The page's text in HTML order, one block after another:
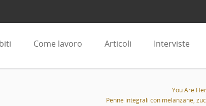
Come lavoro Articoli Interviste
You Are
Penne integrali con melanzane,